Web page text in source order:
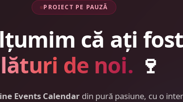
PROIECT PE PAUZĂ
că ați fost
de noi. 🍷
Events Calendar din pură pasiune, cu o